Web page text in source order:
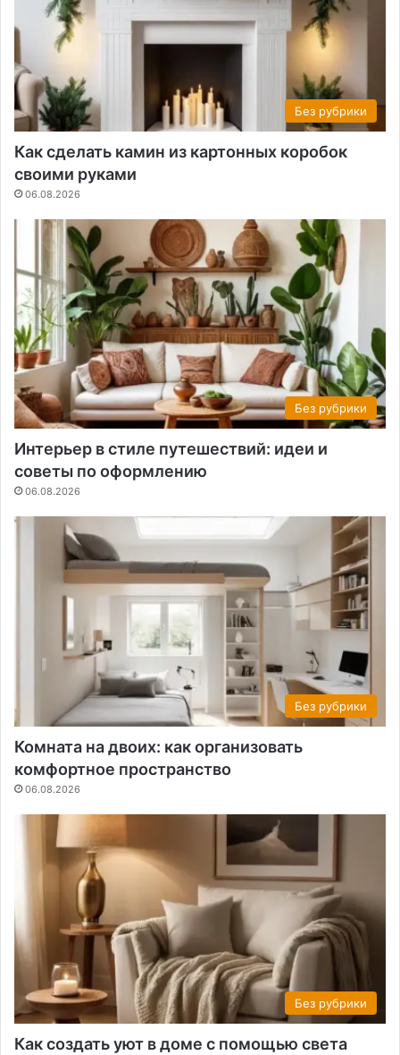
Без рубрики
Как сделать камин из картонных коробок
своими руками
06.08.2026
Без рубрики
Интерьер в стиле путешествий: идеи и
советы по оформлению
06.08.2026
Без рубрики
Комната на двоих: как организовать
комфортное пространство
06.08.2026
Без рубрики
Как создать уют в доме с помощью света